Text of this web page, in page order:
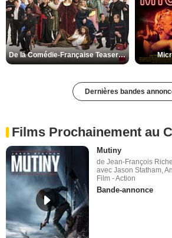
De la Comédie-Française Teaser (3) VF
Dernières bandes
Films Prochainement au
Mutiny
de Jean-François
avec Jason Statham,
Film - Action
Bande-annonce